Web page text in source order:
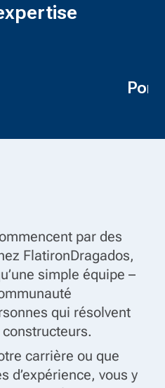
par des
FlatironDragados,
simple équipe –
qui résolvent
carrière ou que
d’expérience, vous y